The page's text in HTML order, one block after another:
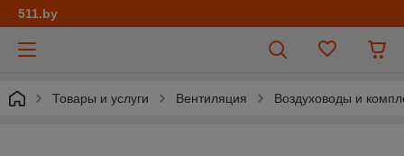
511.by
Товары и услуги Вентиляция Воздуховоды и